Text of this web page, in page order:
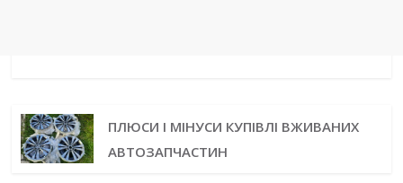
ПЛЮСИ І МІНУСИ КУПІВЛІ ВЖИВАНИХ
АВТОЗАПЧАСТИН